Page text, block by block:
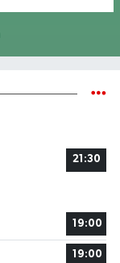
21:30
19:00
19:00